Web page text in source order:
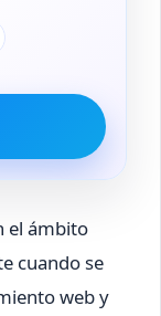
el ámbito
cuando se
web y